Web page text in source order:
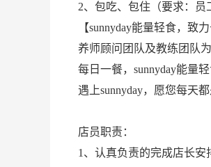
2、包吃、包住（要求：员
【sunnyday能量轻食，
养师顾问团队及教练团队
每日一餐，sunnyday能量
遇上sunnyday，愿您每天都
店员职责：
1、认真负责的完成店长安